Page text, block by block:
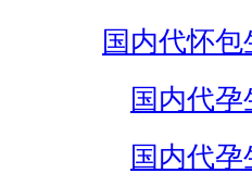
国内代怀包
国内代
国内代